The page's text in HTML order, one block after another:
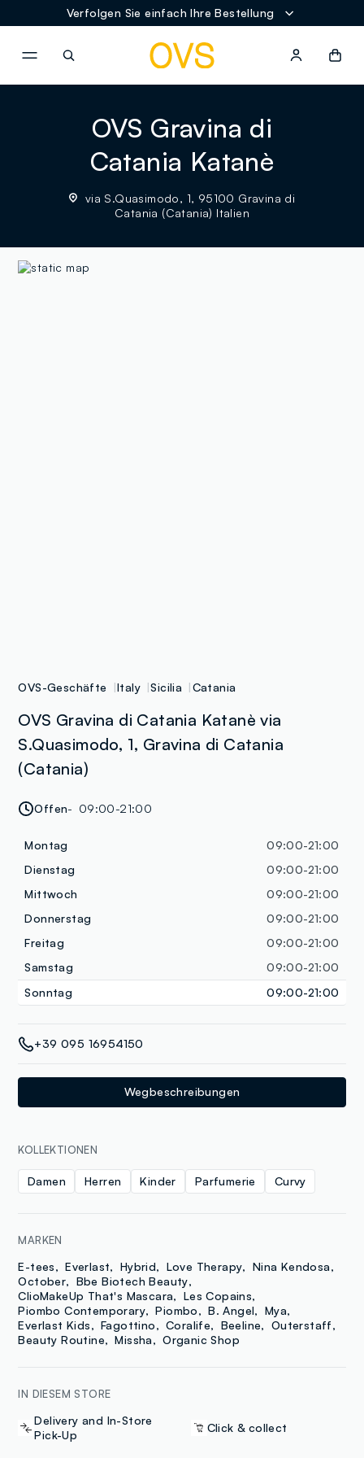
Verfolgen Sie einfach Ihre Bestellung
OVS Gravina di
Catania Katanè
via S.Quasimodo, 1, 95100 Gravina di
Catania (Catania) Italien
OVS-Geschäfte Italy Sicilia Catania
OVS Gravina di Catania Katanè via
S.Quasimodo, 1, Gravina di Catania
(Catania)
Offen 09:00-21:00
Montag
09:00-21:00
Dienstag
09:00-21:00
Mittwoch
09:00-21:00
Donnerstag
09:00-21:00
Freitag
09:00-21:00
Samstag
09:00-21:00
Sonntag
09:00-21:00
+39 095 16954150
Wegbeschreibungen
KOLLEKTIONEN
Damen Herren Kinder Parfumerie Curvy
MARKEN
E-tees Everlast Hybrid Love Therapy
Nina Kendosa
October
Bbe Biotech Beauty
ClioMakeUp That's Mascara
Les Copains
Piombo Contemporary
Piombo B. Angel
Mya
Everlast Kids
Fagottino Coralife Beeline
Outerstaff
Beauty Routine
Missha Organic Shop
IN DIESEM STORE
Delivery and In-Store
Pick-Up
Click & collect